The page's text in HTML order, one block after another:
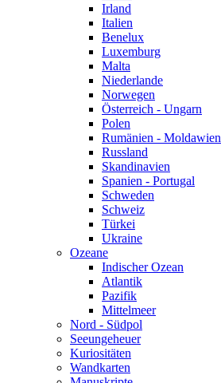
Irland
Italien
Benelux
Luxemburg
Malta
Niederlande
Norwegen
Österreich - Ungarn
Polen
Rumänien - Moldawien
Russland
Skandinavien
Spanien - Portugal
Schweden
Schweiz
Türkei
Ukraine
Ozeane
Indischer Ozean
Atlantik
Pazifik
Mittelmeer
Nord - Südpol
Seeungeheuer
Kuriositäten
Wandkarten